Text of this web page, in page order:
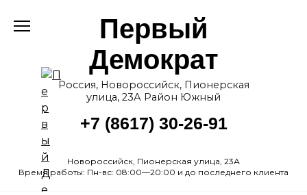
Первый
Демократ
Россия, Новороссийск, Пионерская
улица, 23А Район Южный
+7 (8617) 30-26-91
Новороссийск, Пионерская улица, 23А
Время работы: Пн-вс: 08:00—20:00 и до последнего клиента